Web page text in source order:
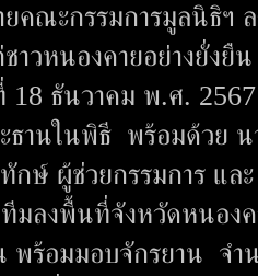
คณะกรรมการมูลนิธิฯ
าวหนองคายอย่างยั่ง
18 ธันวาคม พ.ศ.
ธานในพิธี พร้อมด้วย น
ษ์ ผู้ช่วยกรรมการ แล
มลงพื้นที่จังหวัดหนอง
พร้อมมอบจักรยาน จ